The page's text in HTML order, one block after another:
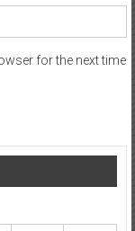
for the next time